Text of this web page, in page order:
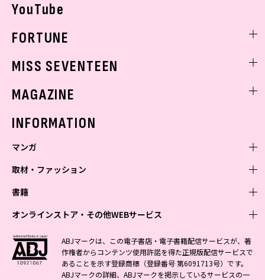
YouTube
FORTUNE
MISS SEVENTEEN
MAGAZINE
INFORMATION
マンガ
少年マンガ
Vジャンプ
最強ジャンプ
少年ジャンプ+
ジャンプTOON
青年マンガ
ZEBRACK
S-MANGA
少女マンガ
ZEBRACK
S-MANGA
女性マンガ
ジャンプTOON
取材・ファッション
ファッション・美容
BAILA
MAQUIA
芸能・情報・スポーツ
週プレNEWS
週プレ グラジャパ!
書籍
文芸・文庫・総合
小説すばる
集英社 文芸ステーション
学芸・ノンフィクション・新書
1日5分で、明日は変わる よみタイ yomitai
集英社学芸部 - 学芸・ノンフィクション
ライトノベル・ノベライズ
集英社オレンジ文庫
オンラインストア・その他WEBサービス
オンラインストア
OTO
SHUEISHA MANGA-ART HERITAGE
その他WEBサービス
集英社アドナビ
ABJマークは、この電子書店・電子書籍配信サービスが、著
作権者からコンテンツ使用許諾を得た正規版配信サービスで
あることを示す登録商標（登録番号 第6091713号）です。
ABJマークの詳細、ABJマークを掲示しているサービスの一